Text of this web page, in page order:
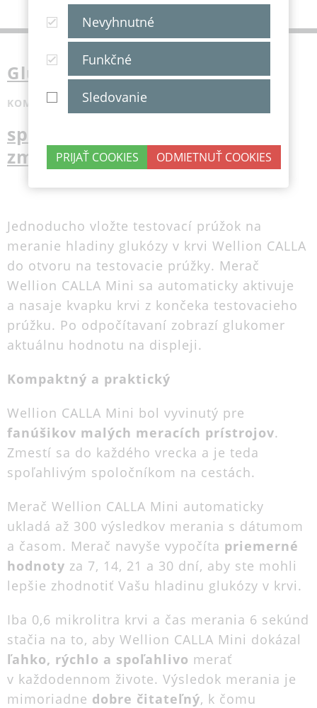
Nevyhnutné
Funkčné
Sledovanie
Glukomer Wellion CALLA Mini
KOMPAKTNÝ A PRAKTICKÝ
spoľahlivý spoločník, ktorý sa
zmestí do každého vrecka
Jednoducho vložte testovací prúžok na
meranie hladiny glukózy v krvi Wellion CALLA
do otvoru na testovacie prúžky. Merač
Wellion CALLA Mini sa automaticky aktivuje
a nasaje kvapku krvi z končeka testovacieho
prúžku. Po odpočítavaní zobrazí glukomer
aktuálnu hodnotu na displeji.
Kompaktný a praktický
Wellion CALLA Mini bol vyvinutý pre
fanúšikov malých meracích prístrojov.
Zmestí sa do každého vrecka a je teda
spoľahlivým spoločníkom na cestách.
Merač Wellion CALLA Mini automaticky
ukladá až 300 výsledkov merania s dátumom
a časom. Merač navyše vypočíta priemerné
hodnoty za 7, 14, 21 a 30 dní, aby ste mohli
lepšie zhodnotiť Vašu hladinu glukózy v krvi.
Iba 0,6 mikrolitra krvi a čas merania 6 sekúnd
stačia na to, aby Wellion CALLA Mini dokázal
ľahko, rýchlo a spoľahlivo merať
v každodennom živote. Výsledok merania je
mimoriadne dobre čitateľný, k čomu